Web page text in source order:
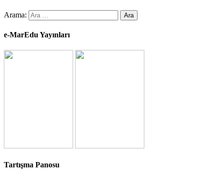
Arama:
e-MarEdu Yayınları
Tartışma Panosu